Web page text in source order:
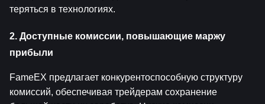
теряться в технологиях.
2. Доступные комиссии, повышающие маржу
прибыли
FameEX предлагает конкурентоспособную структуру
комиссий, обеспечивая трейдерам сохранение